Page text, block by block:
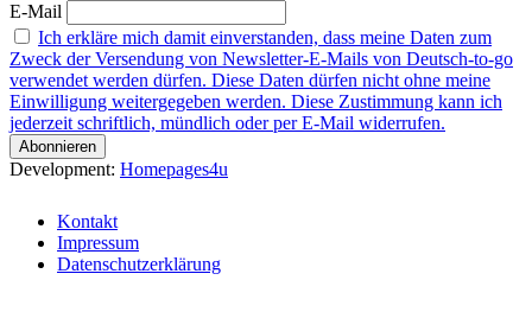
E-Mail
Ich erkläre mich damit einverstanden, dass meine Daten zum
Zweck der Versendung von Newsletter-E-Mails von Deutsch-to-go
verwendet werden dürfen. Diese Daten dürfen nicht ohne meine
Einwilligung weitergegeben werden. Diese Zustimmung kann ich
jederzeit schriftlich, mündlich oder per E-Mail widerrufen.
Development: Homepages4u
Kontakt
Impressum
Datenschutzerklärung